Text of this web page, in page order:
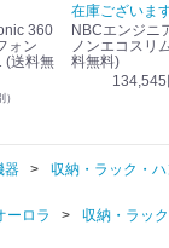
360
ォン
(送料無
）
在庫ございま
NBCエンジニ
ノンエコスリ
料無料)
134,545
器 収納・ラック・ハ
ーロラ
収納・ラッ